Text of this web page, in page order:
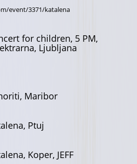
event/3371/katalena
for children, 5 PM,
Ljubljana
Maribor
Ptuj
Koper, JEFF